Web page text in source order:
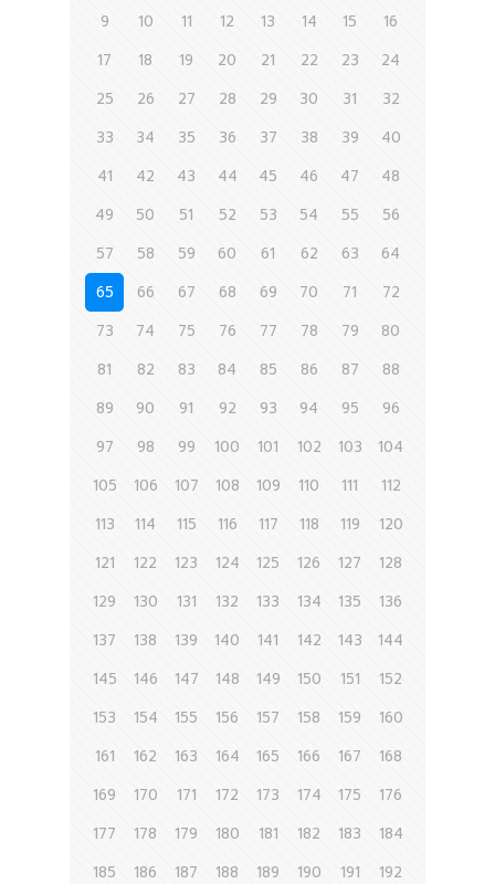
9 10 11 12 13 14 15
16
17
18 19 20 21 22 23
24
25
26 27 28 29 30 31
32
33
34 35 36 37 38 39
40
41
42 43 44 45 46 47
48
49
50 51 52 53 54 55
56
57
58 59 60 61 62 63
64
65
66 67 68 69 70 71
72
73
74 75 76 77 78 79
80
81
82 83 84 85 86 87
88
89
90 91 92 93 94 95
96
97
98 99 100 101 102 103
104
105
106 107 108 109 110 111
112
113
114 115 116 117 118 119
120
121
122 123 124 125 126 127
128
129
130 131 132 133 134 135
136
137
138 139 140 141 142 143
144
145
146 147 148 149 150 151
152
153
154 155 156 157 158 159
160
161
162 163 164 165 166 167
168
169
170 171 172 173 174 175
176
177
178 179 180 181 182 183
184
185
186 187 188 189 190 191
192